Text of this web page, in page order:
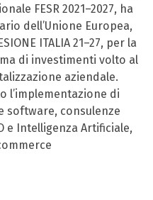
FESR 2021–2027, ha
dell’Unione Europea,
ITALIA 21–27, per la
di investimenti volto al
aziendale.
l’implementazione di
software, consulenze
e Intelligenza Artificiale,